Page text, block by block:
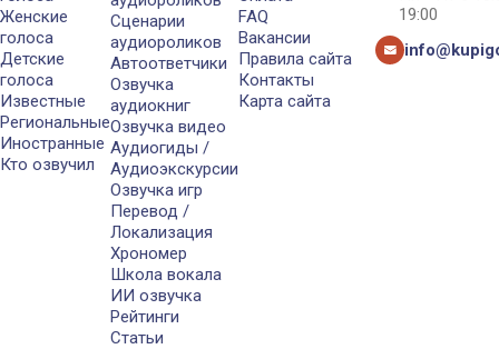
Женские
голоса
Детские
голоса
Известные
Региональные
Иностранные
Кто озвучил
Сценарии
аудиороликов
Автоответчики
Озвучка
аудиокниг
Озвучка видео
Аудиогиды /
Аудиоэкскурсии
Озвучка игр
Перевод /
Локализация
Хрономер
Школа вокала
ИИ озвучка
Рейтинги
Статьи
FAQ
Вакансии
Правила сайта
Контакты
Карта сайта
19:00